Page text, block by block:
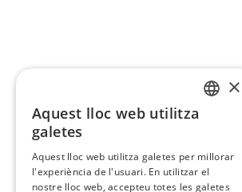
×
Aquest lloc web utilitza
galetes
Aquest lloc web utilitza galetes per millorar
l'experiència de l'usuari. En utilitzar el
nostre lloc web, accepteu totes les galetes